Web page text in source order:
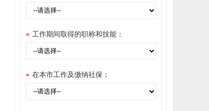
* 工作期间取得的职称和技能：
* 在本市工作及缴纳社保：